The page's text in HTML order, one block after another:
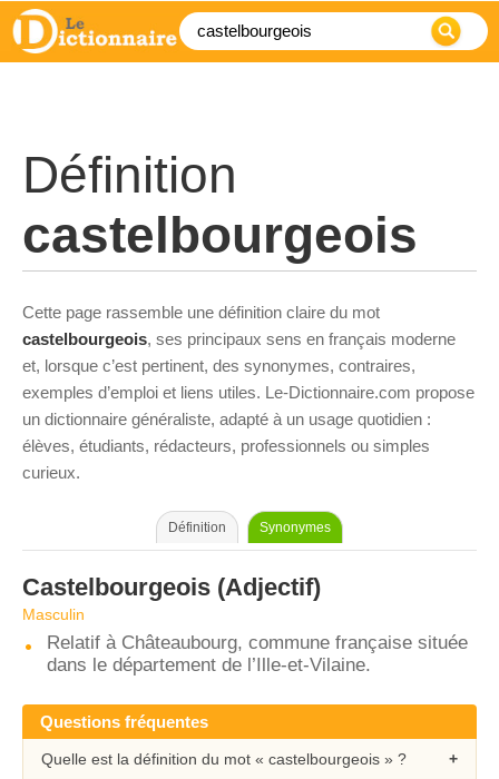
Définition
castelbourgeois
Cette page rassemble une définition claire du mot
castelbourgeois, ses principaux sens en français moderne
et, lorsque c’est pertinent, des synonymes, contraires,
exemples d’emploi et liens utiles. Le-Dictionnaire.com propose
un dictionnaire généraliste, adapté à un usage quotidien :
élèves, étudiants, rédacteurs, professionnels ou simples
curieux.
Définition Synonymes
Castelbourgeois (Adjectif)
Masculin
Relatif à Châteaubourg, commune française située
dans le département de l’Ille-et-Vilaine.
Questions fréquentes
Quelle est la définition du mot « castelbourgeois » ?